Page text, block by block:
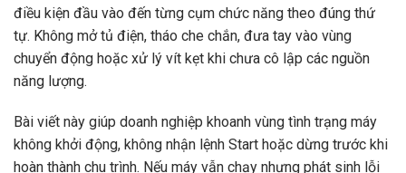
điều kiện đầu vào đến từng cụm chức năng theo đúng thứ
tự. Không mở tủ điện, tháo che chắn, đưa tay vào vùng
chuyển động hoặc xử lý vít kẹt khi chưa cô lập các nguồn
năng lượng.
Bài viết này giúp doanh nghiệp khoanh vùng tình trạng máy
không khởi động, không nhận lệnh Start hoặc dừng trước khi
hoàn thành chu trình. Nếu máy vẫn chạy nhưng phát sinh lỗi